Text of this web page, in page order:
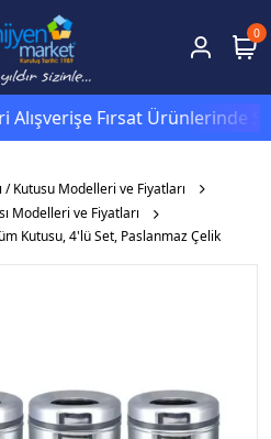
0
Fırsat Ürünlerinde
/ Kutusu Modelleri ve Fiyatları
Modelleri ve Fiyatları
Kutusu, 4'lü Set, Paslanmaz Çelik